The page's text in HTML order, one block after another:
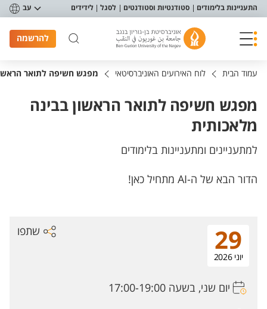
תפריט נגישות
התעניינות בלימודים סטודנטיות וסטודנטים לסגל לידידים עב
להרשמה
עמוד הבית לוח האירועים האוניברסיטאי מפגש חשיפה לתואר
מפגש חשיפה לתואר הראשון בבינה
מלאכותית
למתעניינים ומתעניינות בלימודים
הדור הבא של ה-AI מתחיל כאן!
29
יוני 2026
יום שני, בשעה 17:00-19:00
שתפו